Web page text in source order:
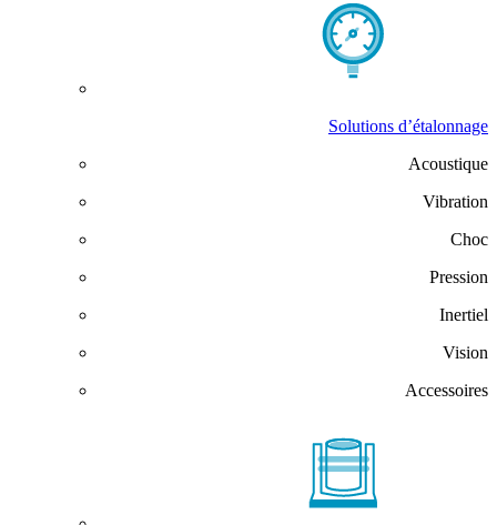
Solutions d’étalonnage
Acoustique
Vibration
Choc
Pression
Inertiel
Vision
Accessoires